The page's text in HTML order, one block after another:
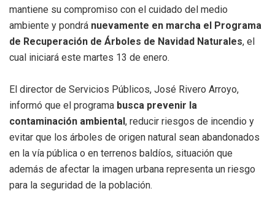
mantiene su compromiso con el cuidado del medio
ambiente y pondrá nuevamente en marcha el Programa
de Recuperación de Árboles de Navidad Naturales, el
cual iniciará este martes 13 de enero.
El director de Servicios Públicos, José Rivero Arroyo,
informó que el programa busca prevenir la
contaminación ambiental, reducir riesgos de incendio y
evitar que los árboles de origen natural sean abandonados
en la vía pública o en terrenos baldíos, situación que
además de afectar la imagen urbana representa un riesgo
para la seguridad de la población.